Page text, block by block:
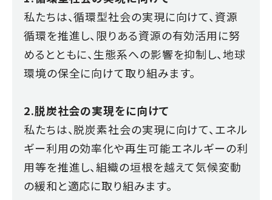
私たちは、循環型社会の実現に向けて、資源
循環を推進し、限りある資源の有効活用に努
めるとともに、生態系への影響を抑制し、地球
環境の保全に向けて取り組みます。
2.脱炭社会の実現をに向けて
私たちは、脱炭素社会の実現に向けて、エネル
ギー利用の効率化や再生可能エネルギーの利
用等を推進し、組織の垣根を越えて気候変動
の緩和と適応に取り組みます。